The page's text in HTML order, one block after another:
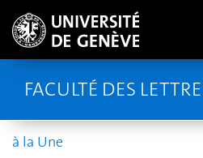
FACULTÉ DES
à la Une